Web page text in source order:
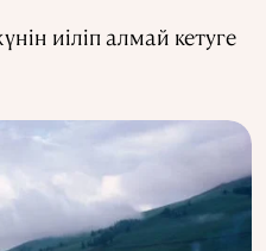
иіліп алмай кетуге